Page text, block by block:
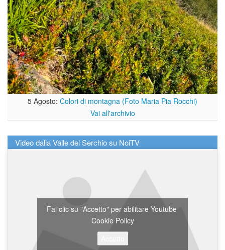
5 Agosto: Colori di montagna (Foto Maria Pia Rocchi)
Vai all'archivio
Video dalla Valle del Serchio su NoiTV
Fai clic su "Accetto" per abilitare Youtube
Cookie Policy